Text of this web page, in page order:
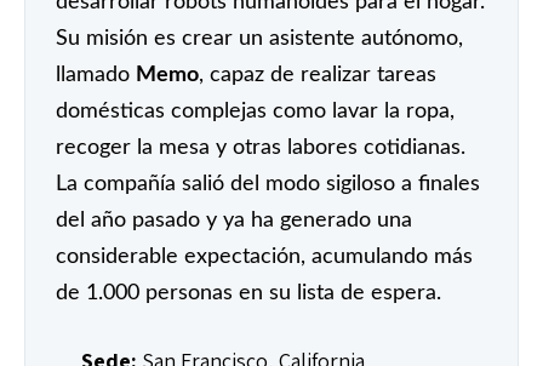
Su misión es crear un asistente autónomo,
llamado Memo, capaz de realizar tareas
domésticas complejas como lavar la ropa,
recoger la mesa y otras labores cotidianas.
La compañía salió del modo sigiloso a finales
del año pasado y ya ha generado una
considerable expectación, acumulando más
de 1.000 personas en su lista de espera.